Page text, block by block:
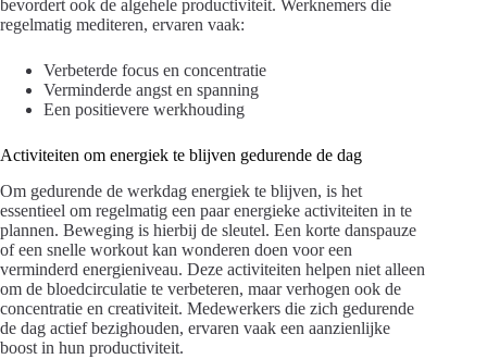
bevordert ook de algehele productiviteit. Werknemers die
regelmatig mediteren, ervaren vaak:
Verbeterde focus en concentratie
Verminderde angst en spanning
Een positievere werkhouding
Activiteiten om energiek te blijven gedurende de dag
Om gedurende de werkdag energiek te blijven, is het
essentieel om regelmatig een paar energieke activiteiten in te
plannen. Beweging is hierbij de sleutel. Een korte danspauze
of een snelle workout kan wonderen doen voor een
verminderd energieniveau. Deze activiteiten helpen niet alleen
om de bloedcirculatie te verbeteren, maar verhogen ook de
concentratie en creativiteit. Medewerkers die zich gedurende
de dag actief bezighouden, ervaren vaak een aanzienlijke
boost in hun productiviteit.